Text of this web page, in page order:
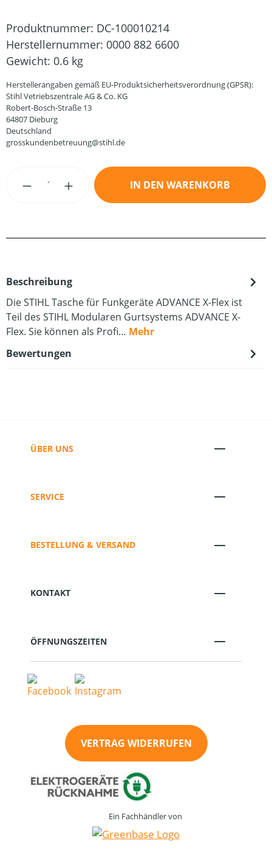
Produktnummer: DC-100010214
Herstellernummer: 0000 882 6600
Gewicht: 0.6 kg
Herstellerangaben gemäß EU-Produktsicherheitsverordnung (GPSR):
Stihl Vetriebszentrale AG & Co. KG
Robert-Bosch-Straße 13
64807 Dieburg
Deutschland
grosskundenbetreuung@stihl.de
Produkt Anzahl: Gib den gewünschten
IN DEN WARENKORB
Beschreibung
Die STIHL Tasche für Funkgeräte ADVANCE X-Flex ist
Teil des STIHL Modularen Gurtsystems ADVANCE X-
Flex. Sie können als Profi… Mehr
Bewertungen
ÜBER UNS
SERVICE
BESTELLUNG & VERSAND
KONTAKT
ÖFFNUNGSZEITEN
VERTRAG WIDERRUFEN
Ein Fachhändler von